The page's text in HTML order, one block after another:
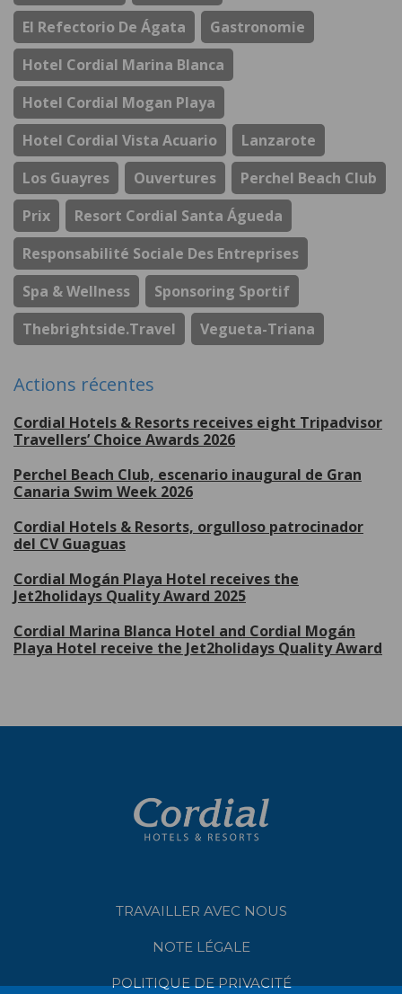
El Refectorio De Ágata
Gastronomie
Hotel Cordial Marina Blanca
Hotel Cordial Mogan Playa
Hotel Cordial Vista Acuario
Lanzarote
Los Guayres
Ouvertures
Perchel Beach Club
Prix
Resort Cordial Santa Águeda
Responsabilité Sociale Des Entreprises
Spa & Wellness
Sponsoring Sportif
Thebrightside.travel
Vegueta-Triana
Actions récentes
Cordial Hotels & Resorts receives eight Tripadvisor
Travellers’ Choice Awards 2026
Perchel Beach Club, escenario inaugural de Gran
Canaria Swim Week 2026
Cordial Hotels & Resorts, orgulloso patrocinador
del CV Guaguas
Cordial Mogán Playa Hotel receives the
Jet2holidays Quality Award 2025
Cordial Marina Blanca Hotel and Cordial Mogán
Playa Hotel receive the Jet2holidays Quality Award
TRAVAILLER AVEC NOUS
NOTE LÉGALE
POLITIQUE DE PRIVACITÉ